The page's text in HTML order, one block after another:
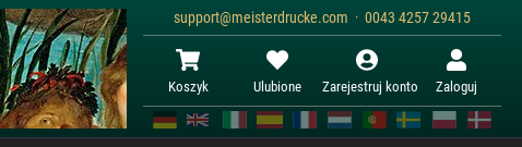
support@meisterdrucke.com · 0043 4257 29415
Koszyk Ulubione Zarejestruj konto Zaloguj